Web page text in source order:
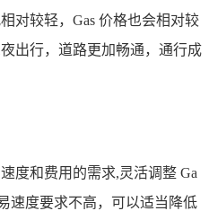
对较轻，Gas 价格也会相对较
出行，道路更加畅通，通行成
度和费用的需求,灵活调整 Ga
速度要求不高，可以适当降低